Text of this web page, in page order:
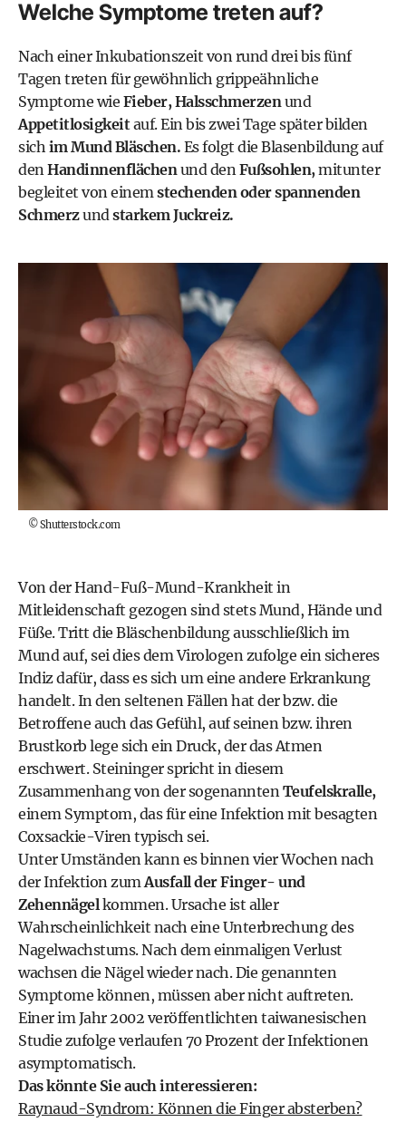
Welche Symptome treten auf?
Nach einer Inkubationszeit von rund drei bis fünf
Tagen treten für gewöhnlich grippeähnliche
Symptome wie Fieber, Halsschmerzenund
Appetitlosigkeitauf. Ein bis zwei Tage später bilden
sich im Mund Bläschen. Es folgt die Blasenbildung auf
denHandinnenflächenund denFußsohlen,mitunter
begleitet von einemstechenden oder spannenden
Schmerzundstarkem Juckreiz.
©Shutterstock.com
Von der Hand-Fuß-Mund-Krankheit in
Mitleidenschaft gezogen sind stets Mund, Hände und
Füße. Tritt die Bläschenbildung ausschließlich im
Mund auf, sei dies dem Virologen zufolge ein sicheres
Indiz dafür, dass es sich um eine andere Erkrankung
handelt. In den seltenen Fällen hat der bzw. die
Betroffene auch das Gefühl, auf seinen bzw. ihren
Brustkorb lege sich ein Druck, der das Atmen
erschwert. Steininger spricht in diesem
Zusammenhang von der sogenannten Teufelskralle,
einem Symptom, das für eine Infektion mit besagten
Coxsackie-Viren typisch sei.
Unter Umständen kann es binnen vier Wochen nach
der Infektion zum Ausfall der Finger- und
Zehennägel kommen. Ursache ist aller
Wahrscheinlichkeit nach eine Unterbrechung des
Nagelwachstums. Nach dem einmaligen Verlust
wachsen die Nägel wieder nach. Die genannten
Symptome können, müssen aber nicht auftreten.
Einer im Jahr 2002 veröffentlichten taiwanesischen
Studie zufolge verlaufen 70 Prozent der Infektionen
asymptomatisch.
Das könnte Sie auch interessieren:
Raynaud-Syndrom: Können die Finger absterben?